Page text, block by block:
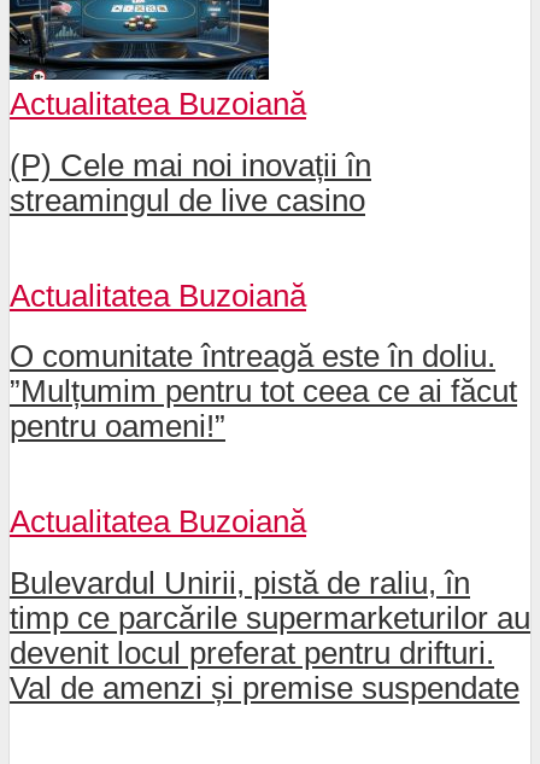
Actualitatea Buzoiană
(P) Cele mai noi inovații în
streamingul de live casino
Actualitatea Buzoiană
O comunitate întreagă este în doliu.
”Mulțumim pentru tot ceea ce ai făcut
pentru oameni!”
Actualitatea Buzoiană
Bulevardul Unirii, pistă de raliu, în
timp ce parcările supermarketurilor au
devenit locul preferat pentru drifturi.
Val de amenzi și premise suspendate